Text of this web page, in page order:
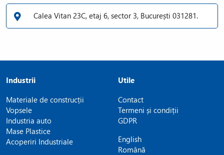
Calea Vitan 23C, etaj 6, sector 3, București 031281.
Industrii
Materiale de construcții
Vopsele
Industria auto
Mase Plastice
Acoperiri Industriale
Utile
Contact
Termeni și condiții
GDPR
English
Română